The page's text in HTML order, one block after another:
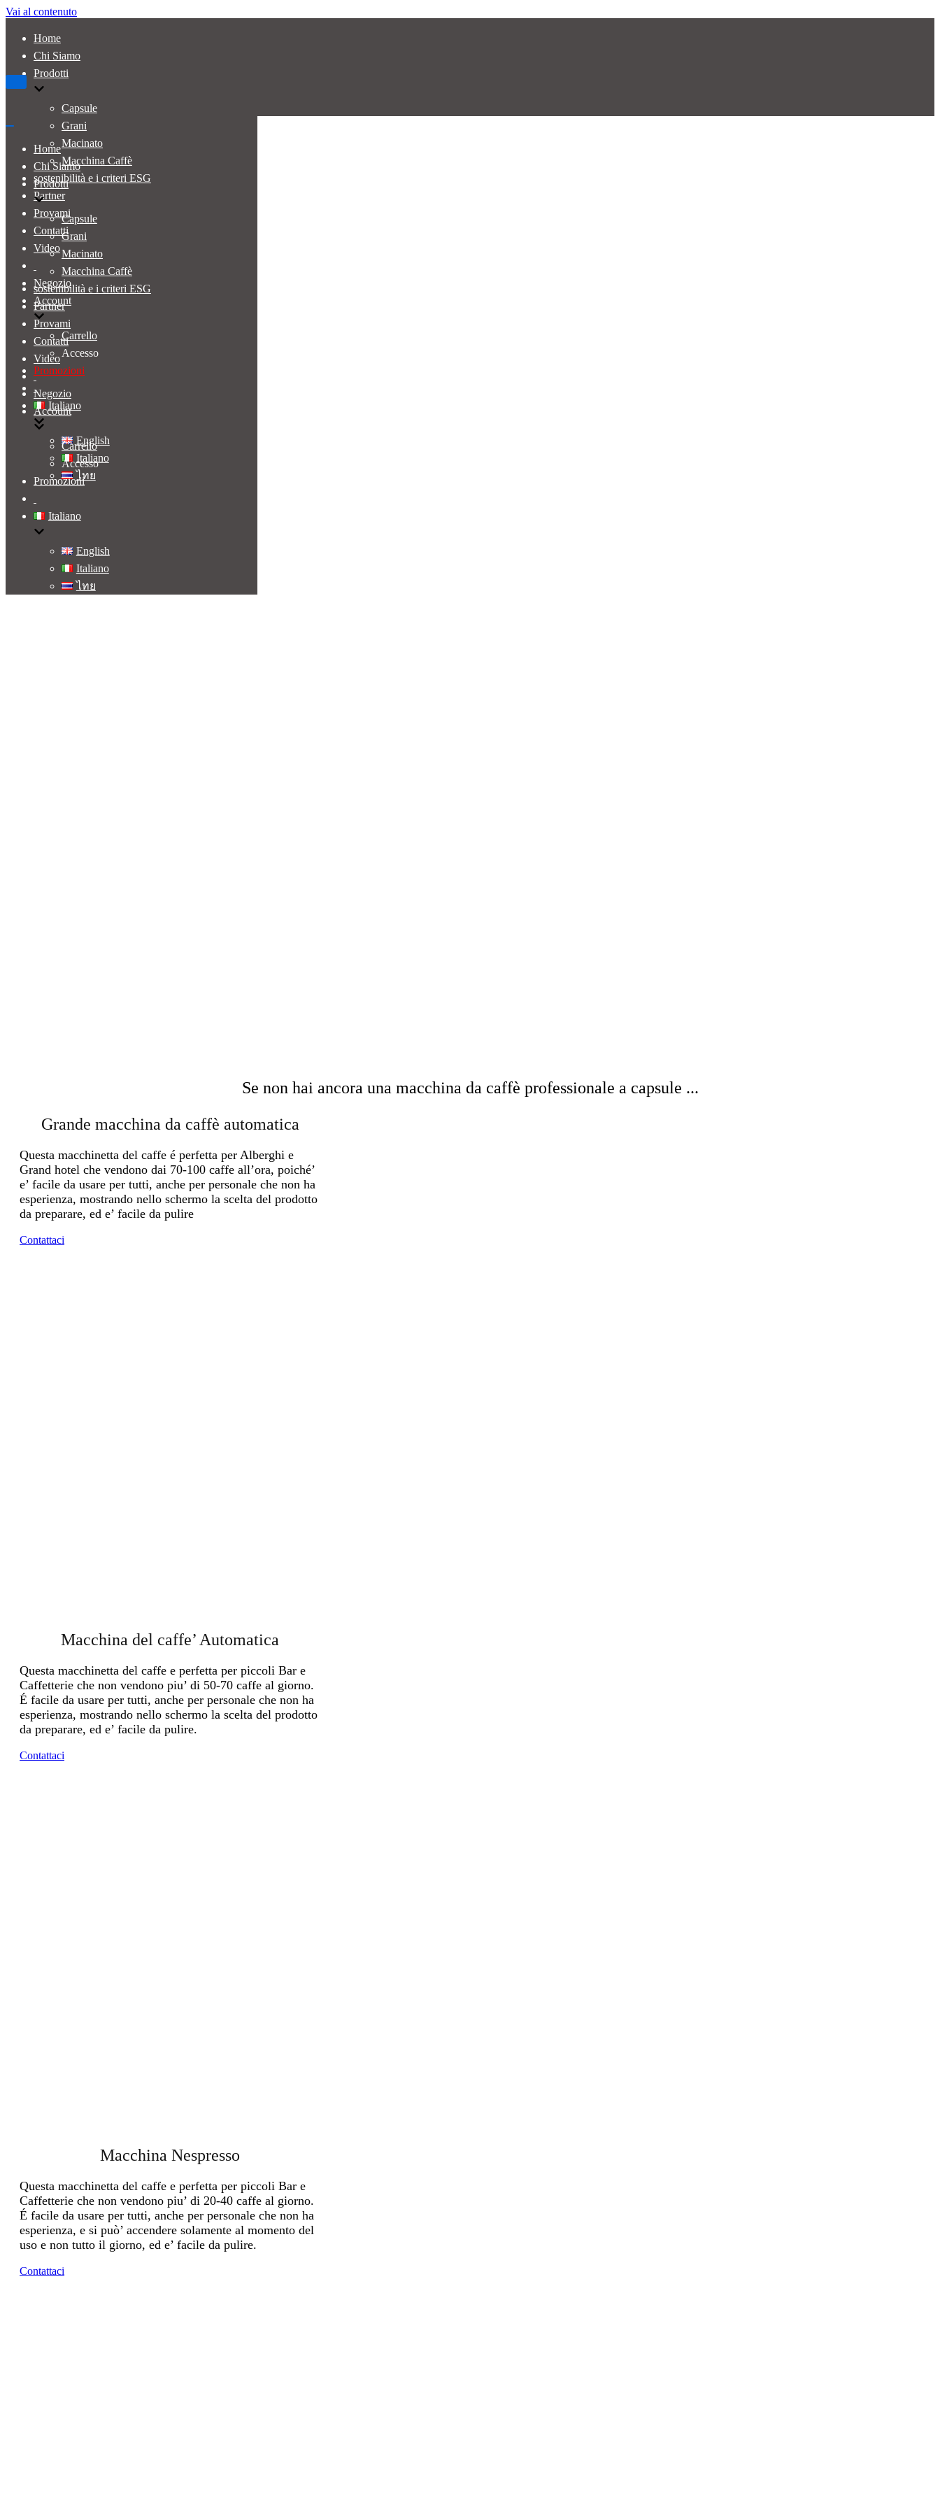
Vai al contenuto
Home
Chi Siamo
Prodotti
Capsule
Grani
Macinato
Macchina Caffè
sostenibilità e i criteri ESG
Partner
Provami
Contatti
Video
Negozio
Account
Carrello
Accesso
Promozioni
Italiano
English
Italiano
ไทย
Menu
navigazione
navigazione
Home
Chi Siamo
Prodotti
Capsule
Grani
Macinato
Macchina Caffè
sostenibilità e i criteri ESG
Partner
Provami
Contatti
Video
Negozio
Account
Carrello
Accesso
Promozioni
Italiano
English
Italiano
ไทย
Se non hai ancora una macchina da caffè professionale a capsule ...
Grande macchina da caffè automatica
Questa macchinetta del caffe é perfetta per Alberghi e
Grand hotel che vendono dai 70-100 caffe all’ora, poiché’
e’ facile da usare per tutti, anche per personale che non ha
esperienza, mostrando nello schermo la scelta del prodotto
da preparare, ed e’ facile da pulire
Contattaci
Macchina del caffe’ Automatica
Questa macchinetta del caffe e perfetta per piccoli Bar e
Caffetterie che non vendono piu’ di 50-70 caffe al giorno.
É facile da usare per tutti, anche per personale che non ha
esperienza, mostrando nello schermo la scelta del prodotto
da preparare, ed e’ facile da pulire.
Contattaci
Macchina Nespresso
Questa macchinetta del caffe e perfetta per piccoli Bar e
Caffetterie che non vendono piu’ di 20-40 caffe al giorno.
É facile da usare per tutti, anche per personale che non ha
esperienza, e si può’ accendere solamente al momento del
uso e non tutto il giorno, ed e’ facile da pulire.
Contattaci